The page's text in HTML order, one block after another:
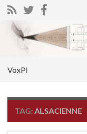
Search for:
VoxPI
TAG: ALSACIENNE